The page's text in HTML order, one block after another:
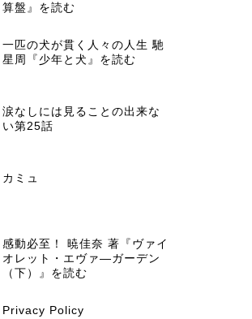
算盤』を読む
一匹の犬が貫く人々の人生 馳
星周『少年と犬』を読む
涙なしには見ることの出来な
い第25話
カミュ
感動必至！ 暁佳奈 著『ヴァイ
オレット・エヴァ―ガーデン
（下）』を読む
Privacy Policy